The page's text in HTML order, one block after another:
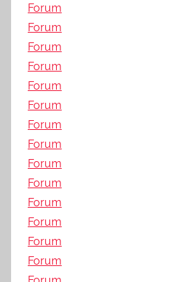
Forum
Forum
Forum
Forum
Forum
Forum
Forum
Forum
Forum
Forum
Forum
Forum
Forum
Forum